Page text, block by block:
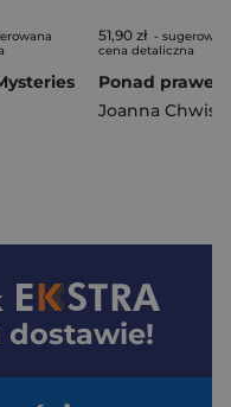
51,90 zł -
cena detaliczna
Joanna
dostawie!